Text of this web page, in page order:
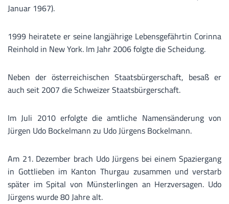
Januar 1967).
1999 heiratete er seine langjährige Lebensgefährtin Corinna
Reinhold in New York. Im Jahr 2006 folgte die Scheidung.
Neben der österreichischen Staatsbürgerschaft, besaß er
auch seit 2007 die Schweizer Staatsbürgerschaft.
Im Juli 2010 erfolgte die amtliche Namensänderung von
Jürgen Udo Bockelmann zu Udo Jürgens Bockelmann.
Am 21. Dezember brach Udo Jürgens bei einem Spaziergang
in Gottlieben im Kanton Thurgau zusammen und verstarb
später im Spital von Münsterlingen an Herzversagen. Udo
Jürgens wurde 80 Jahre alt.